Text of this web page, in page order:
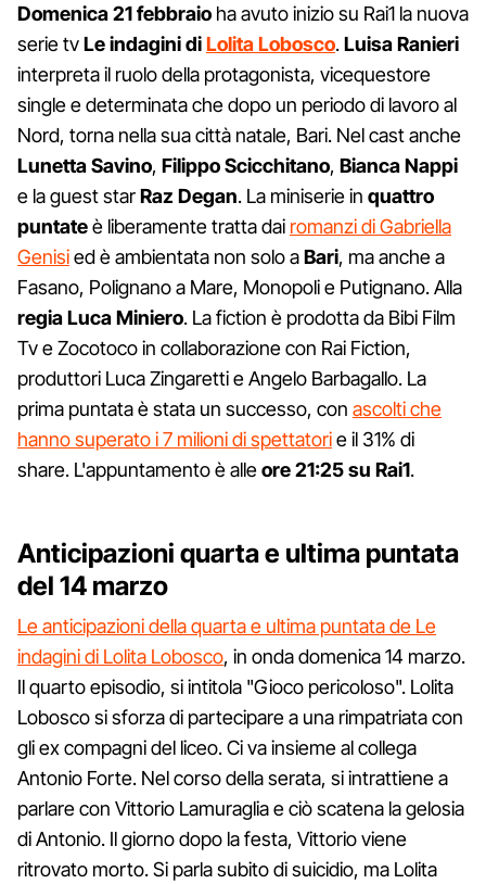
Domenica 21 febbraio ha avuto inizio su Rai1 la nuova
serie tvLe indagini diLolita Lobosco.Luisa Ranieri
interpreta il ruolo della protagonista, vicequestore
single e determinata che dopo un periodo di lavoro al
Nord, torna nella sua città natale, Bari. Nel cast anche
Lunetta Savino, Filippo Scicchitano, Bianca Nappi
e la guest starRaz Degan. La miniserie in quattro
puntateè liberamente tratta dai romanzi di Gabriella
Genisied è ambientata non solo aBari, ma anche a
Fasano, Polignano a Mare, Monopoli e Putignano. Alla
regia Luca Miniero. La fiction è prodotta da Bibi Film
Tv e Zocotoco in collaborazione con Rai Fiction,
produttori Luca Zingaretti e Angelo Barbagallo. La
prima puntata è stata un successo, con ascolti che
hanno superato i 7 milioni di spettatorie il 31% di
share. L'appuntamento è alleore 21:25 su Rai1.
Anticipazioni quarta e ultima puntata
del 14 marzo
Le anticipazioni della quarta e ultima puntata de Le
indagini di Lolita Lobosco, in onda domenica 14 marzo.
Il quarto episodio, si intitola "Gioco pericoloso". Lolita
Lobosco si sforza di partecipare a una rimpatriata con
gli ex compagni del liceo. Ci va insieme al collega
Antonio Forte. Nel corso della serata, si intrattiene a
parlare con Vittorio Lamuraglia e ciò scatena la gelosia
di Antonio. Il giorno dopo la festa, Vittorio viene
ritrovato morto. Si parla subito di suicidio, ma Lolita